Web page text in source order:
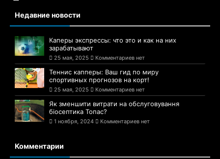
Недавние новости
Каперы экспрессы: что это и как на них
зарабатывают
25 мая, 2025 Комментариев нет
Теннис капперы: Ваш гид по миру
спортивных прогнозов на корт!
25 мая, 2025 Комментариев нет
Як зменшити витрати на обслуговування
біосептика Топас?
1 ноября, 2024 Комментариев нет
Комментарии